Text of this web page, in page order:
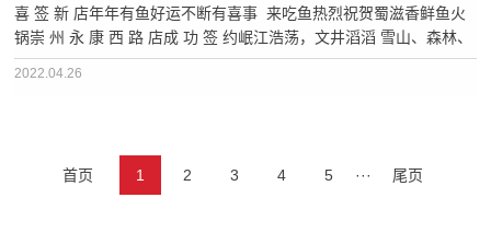
喜 签 新 店年年有鱼好运不断有喜事 来吃鱼热烈祝贺蜀滋香鲜鱼火
锅崇 州 永 康 西 路 店成 功 签 约岷江浩荡，文井滔滔 雪山、森林、
湿地、古镇、林盘自然的造化，历史的积淀孕育出蜀中之蜀、蜀门重
2022.04.26
首页 1 2 3 4 5 ··· 尾页